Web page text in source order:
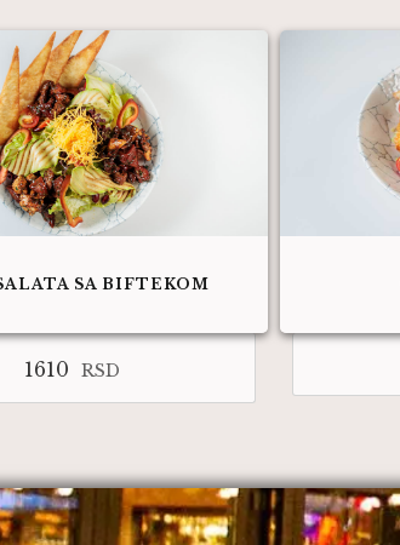
SA BIFTEKOM
1610 RSD